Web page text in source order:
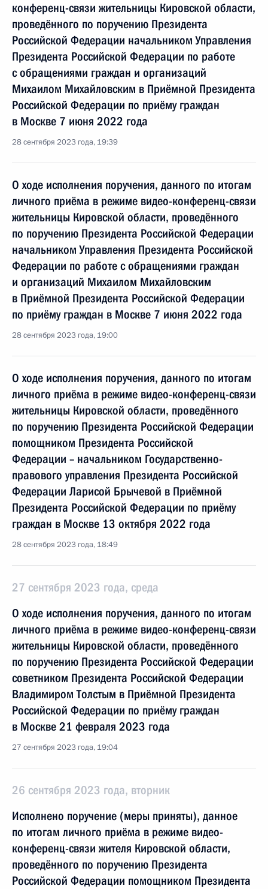
конференц-связи жительницы Кировской области,
проведённого по поручению Президента
Российской Федерации начальником Управления
Президента Российской Федерации по работе
с обращениями граждан и организаций
Михаилом Михайловским в Приёмной Президента
Российской Федерации по приёму граждан
в Москве 7 июня 2022 года
28 сентября 2023 года, 19:39
О ходе исполнения поручения, данного по итогам
личного приёма в режиме видео-конференц-связи
жительницы Кировской области, проведённого
по поручению Президента Российской Федерации
начальником Управления Президента Российской
Федерации по работе с обращениями граждан
и организаций Михаилом Михайловским
в Приёмной Президента Российской Федерации
по приёму граждан в Москве 7 июня 2022 года
28 сентября 2023 года, 19:00
О ходе исполнения поручения, данного по итогам
личного приёма в режиме видео-конференц-связи
жительницы Кировской области, проведённого
по поручению Президента Российской Федерации
помощником Президента Российской
Федерации – начальником Государственно-
правового управления Президента Российской
Федерации Ларисой Брычевой в Приёмной
Президента Российской Федерации по приёму
граждан в Москве 13 октября 2022 года
28 сентября 2023 года, 18:49
27 сентября 2023 года, среда
О ходе исполнения поручения, данного по итогам
личного приёма в режиме видео-конференц-связи
жительницы Кировской области, проведённого
по поручению Президента Российской Федерации
советником Президента Российской Федерации
Владимиром Толстым в Приёмной Президента
Российской Федерации по приёму граждан
в Москве 21 февраля 2023 года
27 сентября 2023 года, 19:04
26 сентября 2023 года, вторник
Исполнено поручение (меры приняты), данное
по итогам личного приёма в режиме видео-
конференц-связи жителя Кировской области,
проведённого по поручению Президента
Российской Федерации помощником Президента